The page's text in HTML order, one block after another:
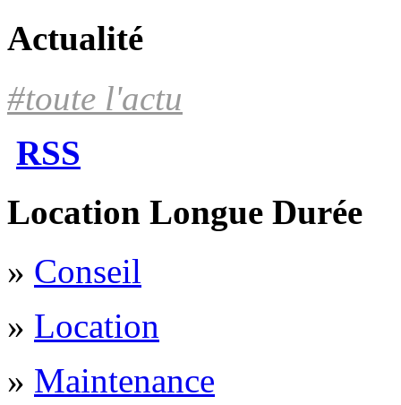
Actualité
#toute l'actu
RSS
Location Longue Durée
» Conseil
» Location
» Maintenance